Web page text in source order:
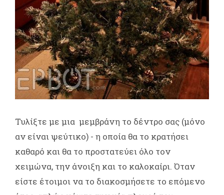
Τυλίξτε με μια μεμβράνη το δέντρο σας (μόνο
αν είναι ψεύτικο) - η οποία θα το κρατήσει
καθαρό και θα το προστατεύει όλο τον
χειμώνα, την άνοιξη και το καλοκαίρι. Όταν
είστε έτοιμοι να το διακοσμήσετε το επόμενο